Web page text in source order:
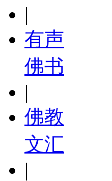
|
有声
佛书
|
佛教
文汇
|